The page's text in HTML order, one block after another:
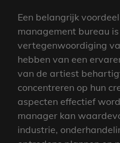
Een belangrijk
management bureau
vertegenwoordiging
hebben van een
van de artiest
concentreren op hun
aspecten effectief
manager kan
industrie,